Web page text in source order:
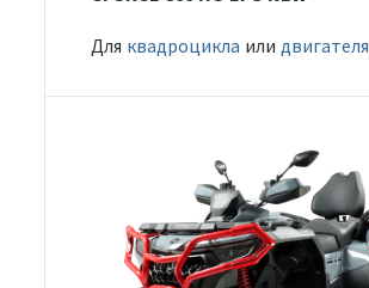
Для квадроцикла или двигателя